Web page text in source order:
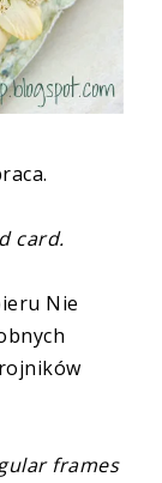
card.
Nie
frames